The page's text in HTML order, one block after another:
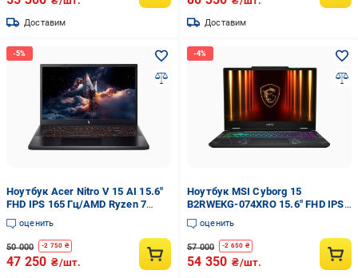
Доставим Доставим
Ноутбук Acer Nitro V 15 AI 15.6"
FHD IPS 165 Гц/AMD Ryzen 7
7445HS до 4.7 ГГц/RAM 16
ГБ/SSD 512 ГБ
оценить
50 000 -2 750 ₴
47 250 ₴/шт.
Ноутбук MSI Cyborg 15
B2RWEKG-074XRO 15.6" FHD IPS
144 Гц/Intel Core 5 210H до 4.8
ГГц/RAM 16 ГБ/SSD 512
ГБ/NVIDIA GeForce RTX 5050 8
ГБ
оценить
57 000 -2 650 ₴
54 350 ₴/шт.